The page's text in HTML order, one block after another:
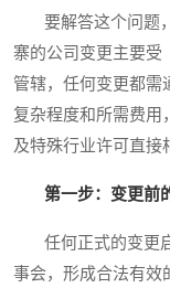
要解答这个问题，
寨的公司变更主要受
管辖，任何变更都需
复杂程度和所需费用
及特殊行业许可直接
第一步：变更前
任何正式的变更启
事会，形成合法有效